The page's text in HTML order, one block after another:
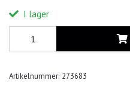
I lager
Artikelnummer: 273683